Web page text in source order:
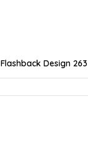
Flashback Design 263